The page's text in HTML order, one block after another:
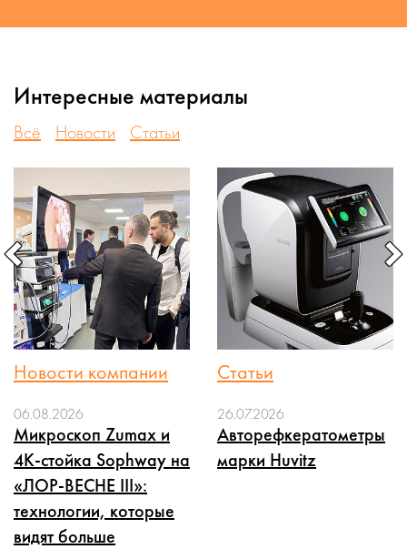
Интересные материалы
Всё Новости Статьи
Новости компании
06.08.2026
Микроскоп Zumax и
4K-стойка Sophway на
«ЛОР-ВЕСНЕ III»:
технологии, которые
видят больше
Статьи
26.07.2026
Авторефкератометры
марки Huvitz